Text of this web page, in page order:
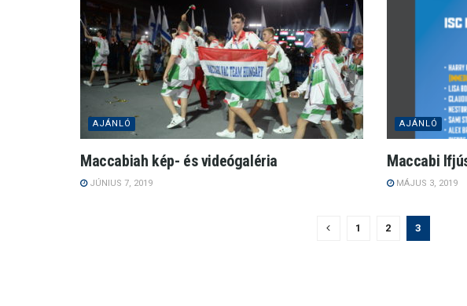
AJÁNLÓ
Maccabiah kép- és videógaléria
JÚNIUS 7, 2019
AJÁNLÓ
Maccabi
MÁJUS 3, 2019
1 2 3